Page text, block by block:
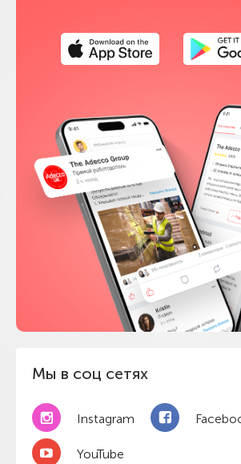
Мы в соц сетях
Instagram
YouTube